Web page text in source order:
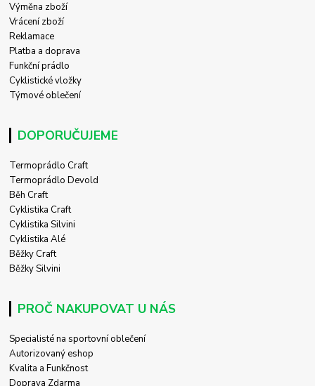
Výměna zboží
Vrácení zboží
Reklamace
Platba a doprava
Funkční prádlo
Cyklistické vložky
Týmové oblečení
DOPORUČUJEME
Termoprádlo Craft
Termoprádlo Devold
Běh Craft
Cyklistika Craft
Cyklistika Silvini
Cyklistika Alé
Běžky Craft
Běžky Silvini
PROČ NAKUPOVAT U NÁS
Specialisté na sportovní oblečení
Autorizovaný eshop
Kvalita a Funkčnost
Doprava Zdarma